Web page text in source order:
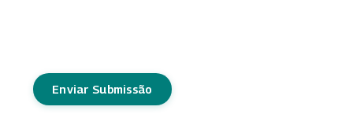
Enviar Submissão